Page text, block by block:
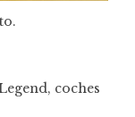
, coches